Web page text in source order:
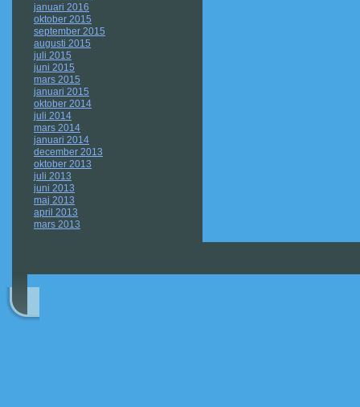
januari 2016
oktober 2015
september 2015
augusti 2015
juli 2015
juni 2015
mars 2015
januari 2015
oktober 2014
juli 2014
mars 2014
januari 2014
december 2013
oktober 2013
juli 2013
juni 2013
maj 2013
april 2013
mars 2013